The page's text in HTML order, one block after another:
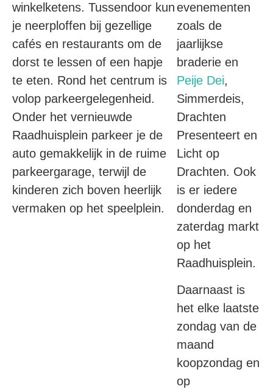
winkelketens. Tussendoor kun
je neerploffen bij gezellige
cafés en restaurants om de
dorst te lessen of een hapje
te eten. Rond het centrum is
volop parkeergelegenheid.
Onder het vernieuwde
Raadhuisplein parkeer je de
auto gemakkelijk in de ruime
parkeergarage, terwijl de
kinderen zich boven heerlijk
vermaken op het speelplein.
evenementen
zoals de
jaarlijkse
braderie en
Peije Dei,
Simmerdeis,
Drachten
Presenteert en
Licht op
Drachten. Ook
is er iedere
donderdag en
zaterdag markt
op het
Raadhuisplein.
Daarnaast is
het elke laatste
zondag van de
maand
koopzondag en
op